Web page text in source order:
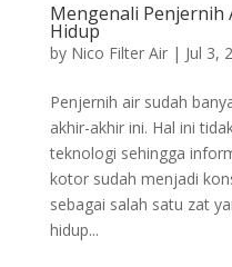
Mengenali Penjernih
Hidup
by Nico Filter Air| Jul 3,
Penjernih air sudah
akhir-akhir ini. Hal ini
teknologi sehingga
kotor sudah menjadi
sebagai salah satu zat
hidup...